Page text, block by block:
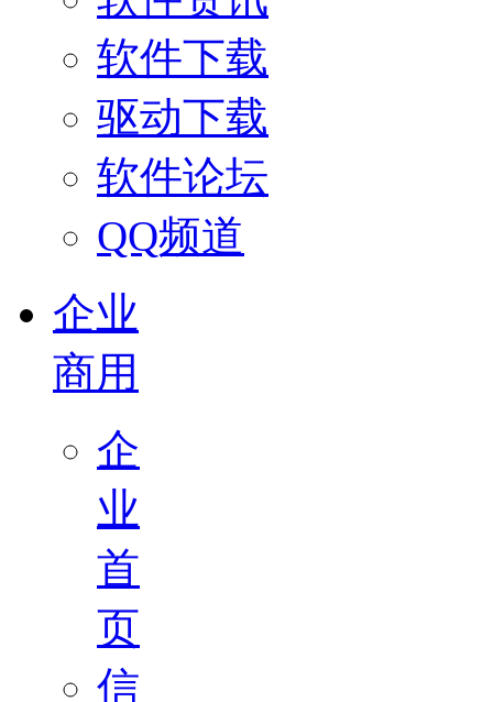
软件下载
驱动下载
软件论坛
QQ频道
企业
商用
企
业
首
页
信